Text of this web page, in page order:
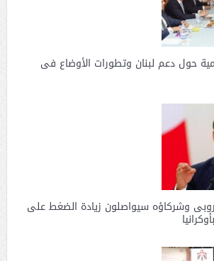
حول دعم لبنان وتطورات الأوضاع فى
وشركاؤه سيواصلون زيادة الضغط على